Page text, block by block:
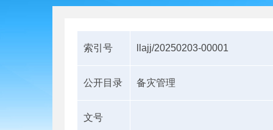
索引号 llajj/20250203-00001
公开目录 备灾管理
文号